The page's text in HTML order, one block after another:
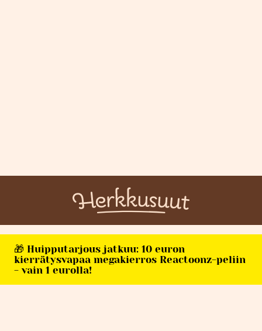
🎁 Huipputarjous jatkuu: 10 euron
kierrätysvapaa megakierros Reactoonz-peliin
- vain 1 eurolla!